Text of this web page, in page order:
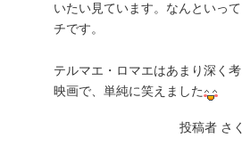
いたい見ています。なんといっ
チです。
テルマエ・ロマエはあまり深く
映画で、単純に笑えました
投稿者 さ